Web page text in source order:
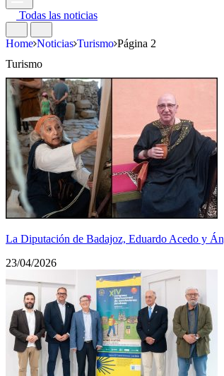
Todas las noticias
Home Noticias Turismo Página 2
Turismo
La Diputación de Badajoz, Eduardo Acedo y
23/04/2026